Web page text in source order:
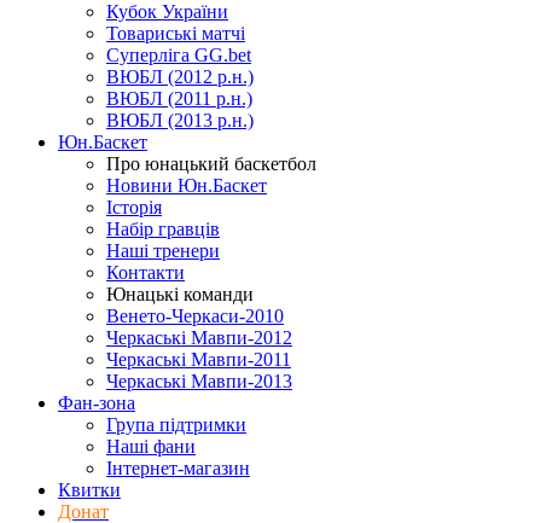
Кубок України
Товариські матчі
Суперліга GG.bet
ВЮБЛ (2012 р.н.)
ВЮБЛ (2011 р.н.)
ВЮБЛ (2013 р.н.)
Юн.Баскет
Про юнацький баскетбол
Новини Юн.Баскет
Історія
Набір гравців
Наші тренери
Контакти
Юнацькі команди
Венето-Черкаси-2010
Черкаські Мавпи-2012
Черкаські Мавпи-2011
Черкаські Мавпи-2013
Фан-зона
Група підтримки
Наші фани
Інтернет-магазин
Квитки
Донат